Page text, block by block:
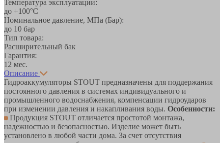
Температура эксплуатации:
до +100°С
Номинальное давление, МПа (Бар):
до 10 бар
Тип товара:
Расширительный бак
Гарантия:
12 мес.
Описание
Гидроаккумуляторы STOUT предназначены для поддержания
постоянного давления в системах индивидуального и
промышленного водоснабжения, компенсации гидроударов
при изменении давления и накапливания воды. Особенности:
Продукция STOUT отличается простотой монтажа,
надежностью и безопасностью. Изделие может быть
установлено в любой части дома. За счет отсутствия